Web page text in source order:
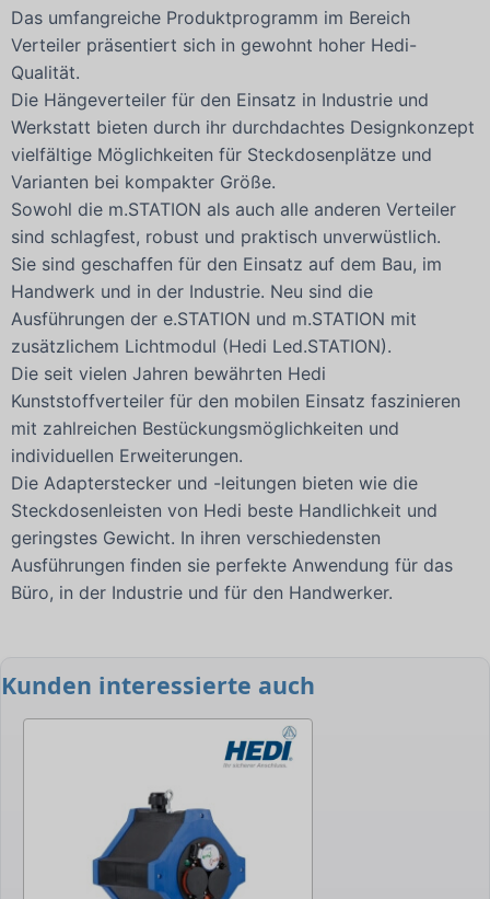
Das umfangreiche Produktprogramm im Bereich
Verteiler präsentiert sich in gewohnt hoher Hedi-
Qualität.
Die Hängeverteiler für den Einsatz in Industrie und
Werkstatt bieten durch ihr durchdachtes Designkonzept
vielfältige Möglichkeiten für Steckdosenplätze und
Varianten bei kompakter Größe.
Sowohl die m.STATION als auch alle anderen Verteiler
sind schlagfest, robust und praktisch unverwüstlich.
Sie sind geschaffen für den Einsatz auf dem Bau, im
Handwerk und in der Industrie. Neu sind die
Ausführungen der e.STATION und m.STATION mit
zusätzlichem Lichtmodul (Hedi Led.STATION).
Die seit vielen Jahren bewährten Hedi
Kunststoffverteiler für den mobilen Einsatz faszinieren
mit zahlreichen Bestückungsmöglichkeiten und
individuellen Erweiterungen.
Die Adapterstecker und -leitungen bieten wie die
Steckdosenleisten von Hedi beste Handlichkeit und
geringstes Gewicht. In ihren verschiedensten
Ausführungen finden sie perfekte Anwendung für das
Büro, in der Industrie und für den Handwerker.
Kunden interessierte auch